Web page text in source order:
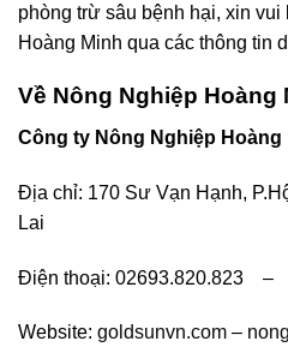
phòng trừ sâu bệnh hại, xin
Hoàng Minh qua các thông tin
Về Nông Nghiệp Hoàng
Công ty Nông Nghiệp Hoàng
Địa chỉ: 170 Sư Vạn Hạnh,
Lai
Điện thoại: 02693.820.823 –
Website: goldsunvn.com –